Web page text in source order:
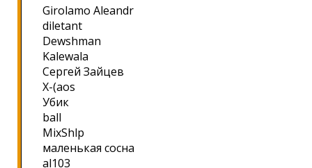
Girolamo Aleandr
diletant
Dewshman
Kalewala
Сергей Зайцев
X-(aos
Убик
ball
MixShlp
маленькая сосна
al103